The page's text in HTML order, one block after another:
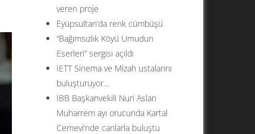
veren proje
Eyüpsultan’da renk cümbüşü
“Bağımsızlık Köyü Umudun
Eserleri” sergisi açıldı
İETT Sinema ve Mizah ustalarını
buluşturuyor…
İBB Başkanvekili Nuri Aslan
Muharrem ayı orucunda Kartal
Cemevi’nde canlarla buluştu